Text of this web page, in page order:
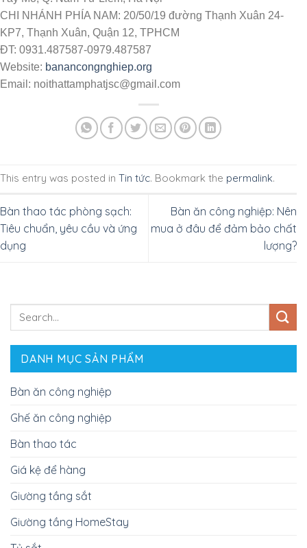
DANH MỤC SẢN PHẨM
Bàn ăn công nghiệp
Ghế ăn công nghiệp
Bàn thao tác
Giá kệ để hàng
Giường tầng sắt
Giường tầng HomeStay
CHI NHÁNH PHÍA NAM: 20/50/19 đường Thạnh Xuân 24-
KP7, Thạnh Xuân, Quận 12, TPHCM
ĐT: 0931.487587-0979.487587
Website: banancongnghiep.org
Email: noithattamphatjsc@gmail.com
This entry was posted in Tin tức. Bookmark the permalink.
Bàn thao tác phòng sạch:
Tiêu chuẩn, yêu cầu và ứng
dụng
Bàn ăn công nghiệp: Nên
mua ở đâu để đảm bảo chất
lượng?